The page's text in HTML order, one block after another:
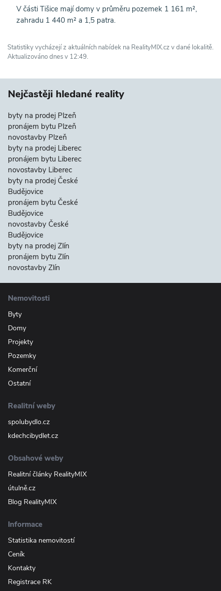
V části Tišice mají domy v průměru pozemek 1 161 m²,
zahradu 1 440 m² a 1,5 patra.
Statistiky vycházejí z aktuálních nabídek na RealityMIX.cz v dané lokalitě.
Aktualizováno dnes v 12:49.
Nejčastěji hledané reality
byty na prodej Plzeň
pronájem bytu Plzeň
novostavby Plzeň
byty na prodej Liberec
pronájem bytu Liberec
novostavby Liberec
byty na prodej České
Budějovice
pronájem bytu České
Budějovice
novostavby České
Budějovice
byty na prodej Zlín
pronájem bytu Zlín
novostavby Zlín
Nemovitosti
Byty
Domy
Projekty
Pozemky
Komerční
Ostatní
Realitní weby
spolubydlo.cz
kdechcibydlet.cz
Obsahové weby
Realitní články RealityMIX
útulně.cz
Blog RealityMIX
Informace
Statistika nemovitostí
Ceník
Kontakty
Registrace RK